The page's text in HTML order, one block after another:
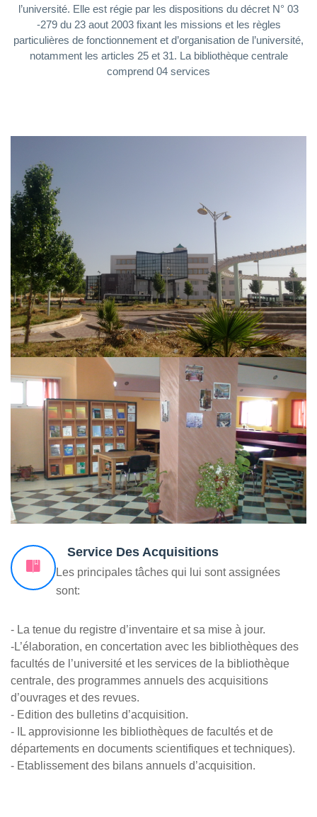
l’université. Elle est régie par les dispositions du décret N° 03
-279 du 23 aout 2003 fixant les missions et les règles
particulières de fonctionnement et d’organisation de l’université,
notamment les articles 25 et 31. La bibliothèque centrale
comprend 04 services
Service Des Acquisitions
Les principales tâches qui lui sont assignées
sont:
- La tenue du registre d’inventaire et sa mise à jour.
-L’élaboration, en concertation avec les bibliothèques des
facultés de l’université et les services de la bibliothèque
centrale, des programmes annuels des acquisitions
d’ouvrages et des revues.
- Edition des bulletins d’acquisition.
- IL approvisionne les bibliothèques de facultés et de
départements en documents scientifiques et techniques).
- Etablissement des bilans annuels d’acquisition.